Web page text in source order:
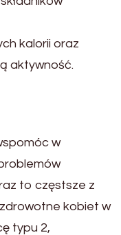
kalorii oraz
aktywność.
w
to częstsze z
kobiet w
typu 2,